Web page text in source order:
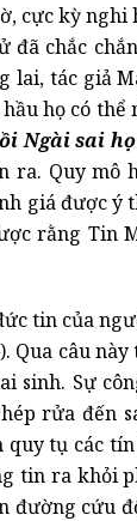
cực kỳ nghi
đã chắc
lai, tác giả
họ có
Ngài sai
ra. Quy
giá được
rằng Tin
tin của
Qua câu
sinh. Sự
rửa đến
tụ các
tin ra khỏi
đường cứu